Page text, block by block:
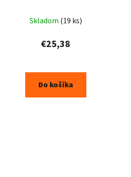
Skladom (19 ks)
€25,38
Do košíka